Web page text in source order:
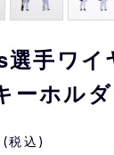
手ワイ
ーホル
(税込)